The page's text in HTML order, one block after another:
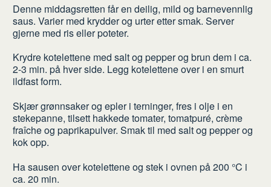
Slik
gjør
du
Denne middagsretten får en deilig, mild og barnevennlig
saus. Varier med krydder og urter etter smak. Server
gjerne med ris eller poteter.
Krydre kotelettene med salt og pepper og brun dem i ca.
2-3 min. på hver side. Legg kotelettene over i en smurt
ildfast form.
Skjær grønnsaker og epler i terninger, fres i olje i en
stekepanne, tilsett hakkede tomater, tomatpuré, crème
fraîche og paprikapulver. Smak til med salt og pepper og
kok opp.
Ha sausen over kotelettene og stek i ovnen på 200 °C i
ca. 20 min.